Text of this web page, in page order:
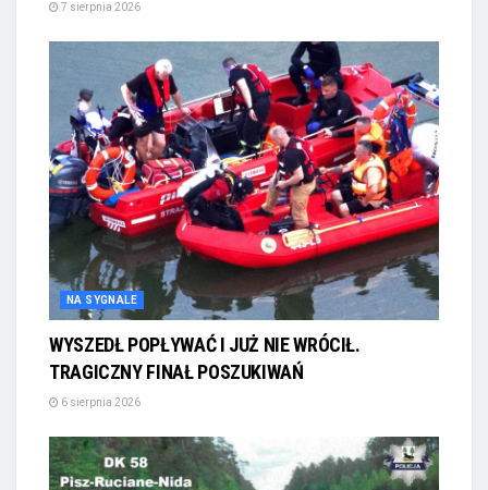
7 sierpnia 2026
NA SYGNALE
WYSZEDŁ POPŁYWAĆ I JUŻ NIE WRÓCIŁ.
TRAGICZNY FINAŁ POSZUKIWAŃ
6 sierpnia 2026